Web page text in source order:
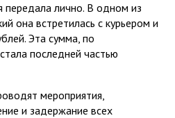
передала лично. В одном из
она встретилась с курьером и
Эта сумма, по
последней частью
мероприятия,
и задержание всех